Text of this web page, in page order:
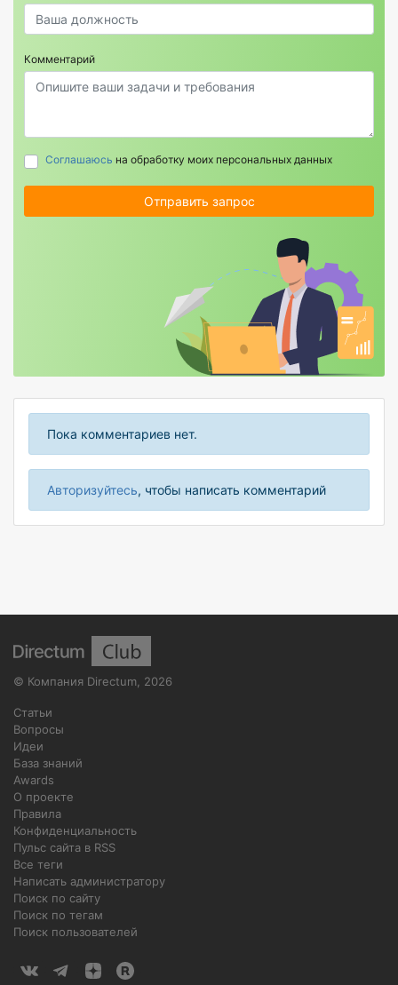
Комментарий
Соглашаюсь на обработку моих персональных данных
Отправить запрос
Пока комментариев нет.
Авторизуйтесь, чтобы написать комментарий
© Компания Directum 2026
Статьи
Вопросы
Идеи
База знаний
Awards
О проекте
Правила
Конфиденциальность
Пульс сайта в RSS
Все теги
Написать администратору
Поиск по сайту
Поиск по тегам
Поиск пользователей